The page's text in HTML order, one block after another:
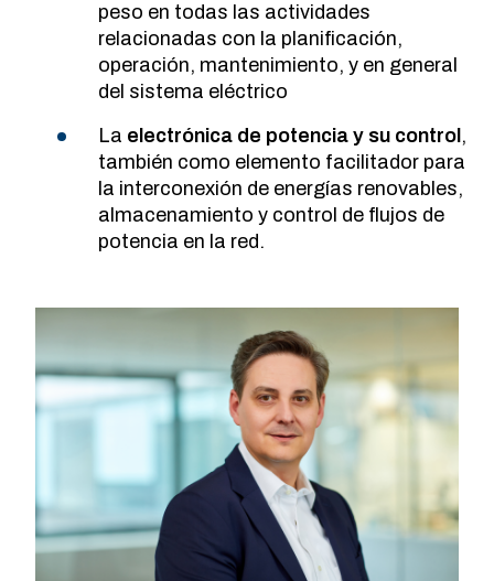
peso en todas las actividades
relacionadas con la planificación,
operación, mantenimiento, y en general
del sistema eléctrico
La electrónica de potencia y su control ,
también como elemento facilitador para
la interconexión de energías renovables,
almacenamiento y control de flujos de
potencia en la red.